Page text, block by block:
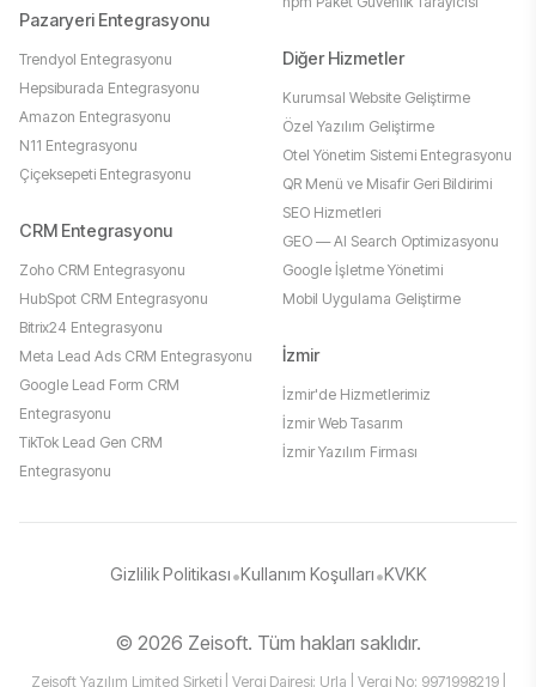
Pazaryeri Entegrasyonu
Trendyol Entegrasyonu
Hepsiburada Entegrasyonu
Amazon Entegrasyonu
N11 Entegrasyonu
Çiçeksepeti Entegrasyonu
CRM Entegrasyonu
Zoho CRM Entegrasyonu
HubSpot CRM Entegrasyonu
Bitrix24 Entegrasyonu
Meta Lead Ads CRM Entegrasyonu
Google Lead Form CRM
Entegrasyonu
TikTok Lead Gen CRM
Entegrasyonu
Diğer Hizmetler
Kurumsal Website Geliştirme
Özel Yazılım Geliştirme
Otel Yönetim Sistemi Entegrasyonu
QR Menü ve Misafir Geri Bildirimi
SEO Hizmetleri
GEO — AI Search Optimizasyonu
Google İşletme Yönetimi
Mobil Uygulama Geliştirme
İzmir
İzmir'de Hizmetlerimiz
İzmir Web Tasarım
İzmir Yazılım Firması
Gizlilik Politikası•Kullanım Koşulları•KVKK
© 2026 Zeisoft. Tüm hakları saklıdır.
Zeisoft Yazılım Limited Şirketi | Vergi Dairesi: Urla | Vergi No: 9971998219 |